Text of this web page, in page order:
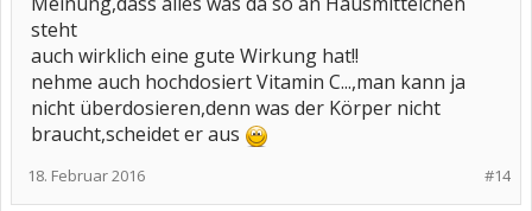
steht
auch wirklich eine gute Wirkung hat!!
nehme auch hochdosiert Vitamin C...,man kann ja
nicht überdosieren,denn was der Körper nicht
braucht,scheidet er aus
#14
18. Februar 2016